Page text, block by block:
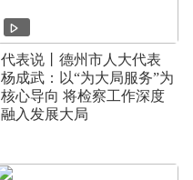
代表说丨德州市人大代表
杨成武：以“为大局服务”为
核心导向 将检察工作深度
融入发展大局